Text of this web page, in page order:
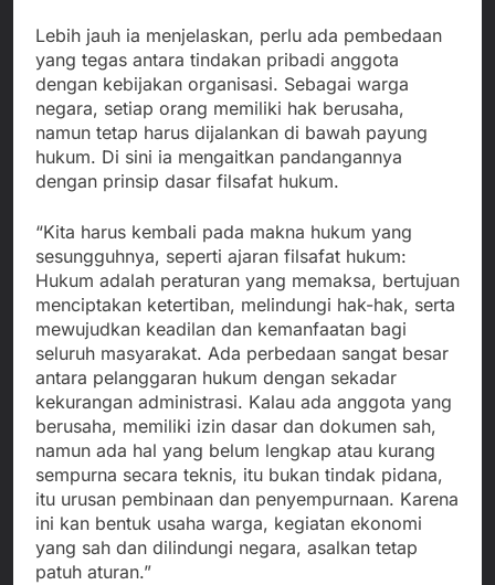
Lebih jauh ia menjelaskan, perlu ada pembedaan
yang tegas antara tindakan pribadi anggota
dengan kebijakan organisasi. Sebagai warga
negara, setiap orang memiliki hak berusaha,
namun tetap harus dijalankan di bawah payung
hukum. Di sini ia mengaitkan pandangannya
dengan prinsip dasar filsafat hukum.
“Kita harus kembali pada makna hukum yang
sesungguhnya, seperti ajaran filsafat hukum:
Hukum adalah peraturan yang memaksa, bertujuan
menciptakan ketertiban, melindungi hak-hak, serta
mewujudkan keadilan dan kemanfaatan bagi
seluruh masyarakat. Ada perbedaan sangat besar
antara pelanggaran hukum dengan sekadar
kekurangan administrasi. Kalau ada anggota yang
berusaha, memiliki izin dasar dan dokumen sah,
namun ada hal yang belum lengkap atau kurang
sempurna secara teknis, itu bukan tindak pidana,
itu urusan pembinaan dan penyempurnaan. Karena
ini kan bentuk usaha warga, kegiatan ekonomi
yang sah dan dilindungi negara, asalkan tetap
patuh aturan.”